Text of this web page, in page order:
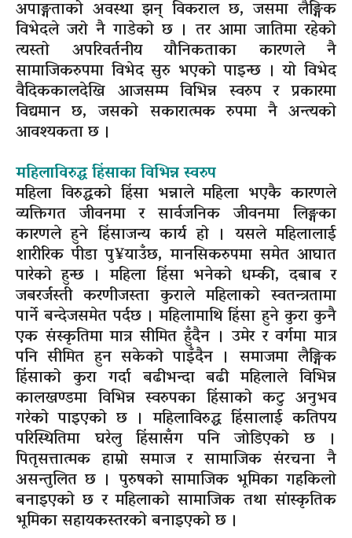
अपाङ्गताको अवस्था झन् विकराल छ, जसमा लैङ्गिक
विभेदले जरो नै गाडेको छ । तर आमा जातिमा रहेको
त्यस्तो अपरिवर्तनीय यौनिकताका कारणले नै
सामाजिकरुपमा विभेद सुरु भएको पाइन्छ । यो विभेद
वैदिककालदेखि आजसम्म विभिन्न स्वरुप र प्रकारमा
विद्यमान छ, जसको सकारात्मक रुपमा नै अन्त्यको
आवश्यकता छ ।
महिलाविरुद्ध हिंसाका विभिन्न स्वरुप
महिला विरुद्धको हिंसा भन्नाले महिला भएकै कारणले
व्यक्तिगत जीवनमा र सार्वजनिक जीवनमा लिङ्गका
कारणले हुने हिंसाजन्य कार्य हो । यसले महिलालाई
शारीरिक पीडा पु¥याउँछ, मानसिकरुपमा समेत आघात
पारेको हुन्छ । महिला हिंसा भनेको धम्की, दबाब र
जबरर्जस्ती करणीजस्ता कुराले महिलाको स्वतन्त्रतामा
पार्ने बन्देजसमेत पर्दछ । महिलामाथि हिंसा हुने कुरा कुनै
एक संस्कृतिमा मात्र सीमित हुँदैन । उमेर र वर्गमा मात्र
पनि सीमित हुन सकेको पाइँदैन । समाजमा लैङ्गिक
हिंसाको कुरा गर्दा बढीभन्दा बढी महिलाले विभिन्न
कालखण्डमा विभिन्न स्वरुपका हिंसाको कटु अनुभव
गरेको पाइएको छ । महिलाविरुद्ध हिंसालाई कतिपय
परिस्थितिमा घरेलु हिंसासँग पनि जोडिएको छ ।
पितृसत्तात्मक हाम्रो समाज र सामाजिक संरचना नै
असन्तुलित छ । पुरुषको सामाजिक भूमिका गहकिलो
बनाइएको छ र महिलाको सामाजिक तथा सांस्कृतिक
भूमिका सहायकस्तरको बनाइएको छ ।